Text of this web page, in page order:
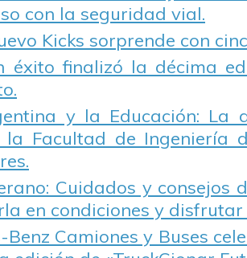
con la seguridad vial.
Kicks sorprende con
éxito finalizó la décima
y la Educación: La
la Facultad de Ingeniería
Cuidados y consejos
en condiciones y disfrutar
Benz Camiones y Buses